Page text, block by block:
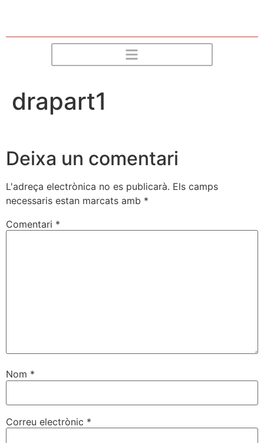
drapart1
Deixa un comentari
L'adreça electrònica no es publicarà. Els camps
necessaris estan marcats amb *
Comentari *
Nom *
Correu electrònic *